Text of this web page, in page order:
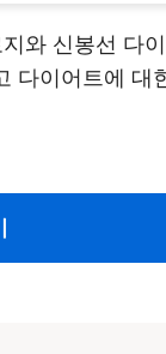
와 신봉선 다
다이어트에 대